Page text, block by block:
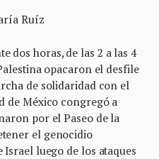
Ruíz
dos horas, de las 2 a las 4
opacaron el desfile
de solidaridad con el
de México congregó a
por el Paseo de la
el genocidio
luego de los ataques